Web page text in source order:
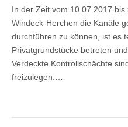
In der Zeit vom 10.07.2017
Windeck-Herchen die Kanäle
durchführen zu können, ist es
Privatgrundstücke betreten
Verdeckte Kontrollschächte
freizulegen.…